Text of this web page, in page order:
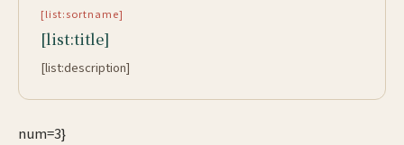
[list:sortname]
[list:title]
[list:description]
num=3}